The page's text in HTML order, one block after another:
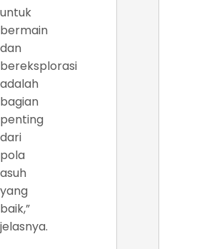
untuk
bermain
dan
bereksplorasi
adalah
bagian
penting
dari
pola
asuh
yang
baik,”
jelasnya.